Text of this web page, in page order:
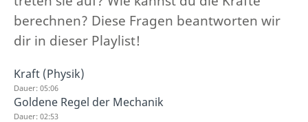
berechnen? Diese Fragen beantworten wir
dir in dieser Playlist!
Kraft (Physik)
Dauer: 05:06
Goldene Regel der Mechanik
Dauer: 02:53